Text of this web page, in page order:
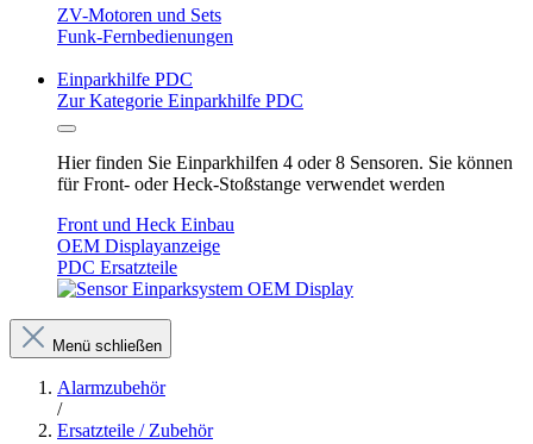
ZV-Motoren und Sets
Funk-Fernbedienungen
Einparkhilfe PDC
Zur Kategorie Einparkhilfe PDC
Hier finden Sie Einparkhilfen 4 oder 8 Sensoren. Sie können
für Front- oder Heck-Stoßstange verwendet werden
Front und Heck Einbau
OEM Displayanzeige
PDC Ersatzteile
Menü schließen
Alarmzubehör
/
Ersatzteile / Zubehör